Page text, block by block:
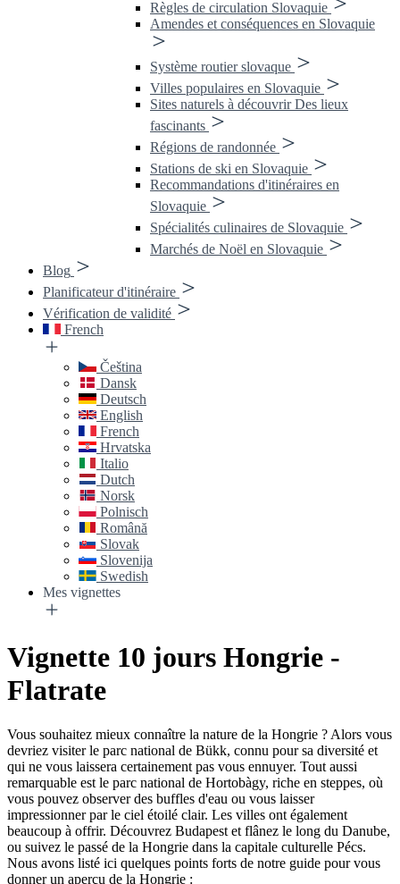
Règles de circulation Slovaquie
Amendes et conséquences en Slovaquie
Système routier slovaque
Villes populaires en Slovaquie
Sites naturels à découvrir Des lieux
fascinants
Régions de randonnée
Stations de ski en Slovaquie
Recommandations d'itinéraires en
Slovaquie
Spécialités culinaires de Slovaquie
Marchés de Noël en Slovaquie
Blog
Planificateur d'itinéraire
Vérification de validité
French
Čeština
Dansk
Deutsch
English
French
Hrvatska
Italio
Dutch
Norsk
Polnisch
Română
Slovak
Slovenija
Swedish
Mes vignettes
Vignette 10 jours Hongrie -
Flatrate
Vous souhaitez mieux connaître la nature de la Hongrie ? Alors vous
devriez visiter le parc national de Bükk, connu pour sa diversité et
qui ne vous laissera certainement pas vous ennuyer. Tout aussi
remarquable est le parc national de Hortobàgy, riche en steppes, où
vous pouvez observer des buffles d'eau ou vous laisser
impressionner par le ciel étoilé clair. Les villes ont également
beaucoup à offrir. Découvrez Budapest et flânez le long du Danube,
ou suivez le passé de la Hongrie dans la capitale culturelle Pécs.
Nous avons listé ici quelques points forts de notre guide pour vous
donner un aperçu de la Hongrie :